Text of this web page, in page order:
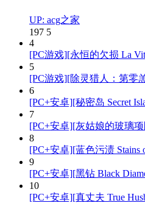
UP: acg之家
197 5
4
[PC游戏][永恒的欠损 La
5
[PC游戏][除灵猎人：第零
6
[PC+安卓][秘密岛 Secret
7
[PC+安卓][灰姑娘的玻璃项
8
[PC+安卓][蓝色污渍 Stains
9
[PC+安卓][黑钻 Black
10
[PC+安卓][真丈夫 True